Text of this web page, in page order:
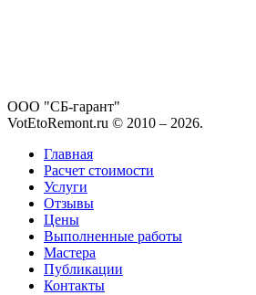
ООО "СБ-гарант"
VotEtoRemont.ru © 2010 – 2026.
Главная
Расчет стоимости
Услуги
Отзывы
Цены
Выполненные работы
Мастера
Публикации
Контакты